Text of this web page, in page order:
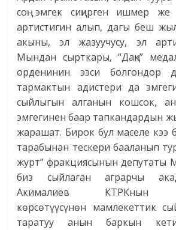
соң эмгек сиңирген ишмер же
артистигин алып, дагы беш
акыны, эл жазуучусу, эл
Мындан сырткары, “Даңк”
орденинин ээси болгондор
тармактын адистери да
сыйлыгын алганын кошсок,
эмгегинен баар тапкандардын
жарашат. Бирок бул маселе кээ
тарабынан тескери бааланып
журт” фракциясынын депутаты
биз сыйлаган аграрчы
Акималиев КТРКнын
көрсөтүүсүнөн мамлекеттик
таратуу анын баркын